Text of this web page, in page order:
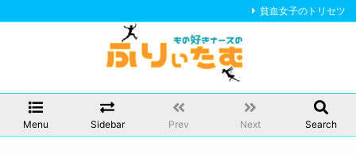
Menu Sidebar Prev Next Search
貧血女子のトリセツ